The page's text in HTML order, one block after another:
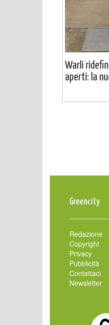
Warli
aperti: la
Greencity
Redazione
Copyright
Privacy
Pubblicità
Contattaci
Newsletter